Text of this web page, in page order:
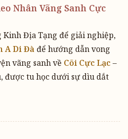
Nhân Vãng Sanh Cực
Kinh Địa Tạng để giải nghiệp,
A Di Đà để hướng dẫn vong
vãng sanh về Cõi Cực Lạc –
được tu học dưới sự dìu dắt